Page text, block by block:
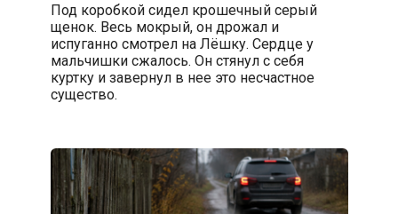
Под коробкой сидел крошечный серый
щенок. Весь мокрый, он дрожал и
испуганно смотрел на Лёшку. Сердце у
мальчишки сжалось. Он стянул с себя
куртку и завернул в нее это несчастное
существо.